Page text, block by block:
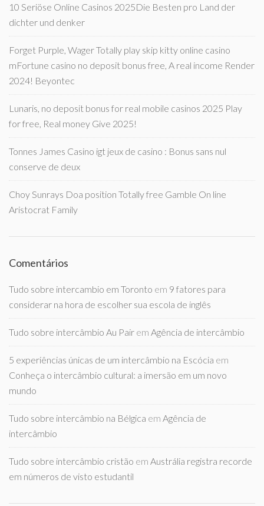
10 Seriöse Online Casinos 2025Die Besten pro Land der
dichter und denker
Forget Purple, Wager Totally play skip kitty online casino
mFortune casino no deposit bonus free, A real income Render
2024! Beyontec
Lunaris, no deposit bonus for real mobile casinos 2025 Play
for free, Real money Give 2025!
Tonnes James Casino igt jeux de casino : Bonus sans nul
conserve de deux
Choy Sunrays Doa position Totally free Gamble On line
Aristocrat Family
Comentários
Tudo sobre intercambio em Toronto em 9 fatores para
considerar na hora de escolher sua escola de inglês
Tudo sobre intercâmbio Au Pair em Agência de intercâmbio
5 experiências únicas de um intercâmbio na Escócia em
Conheça o intercâmbio cultural: a imersão em um novo
mundo
Tudo sobre intercâmbio na Bélgica em Agência de
intercâmbio
Tudo sobre intercâmbio cristão em Austrália registra recorde
em números de visto estudantil